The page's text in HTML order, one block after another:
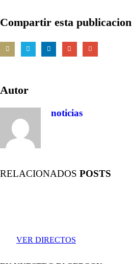
Compartir esta publicacion
Autor
noticias
RELACIONADOS POSTS
VER DIRECTOS